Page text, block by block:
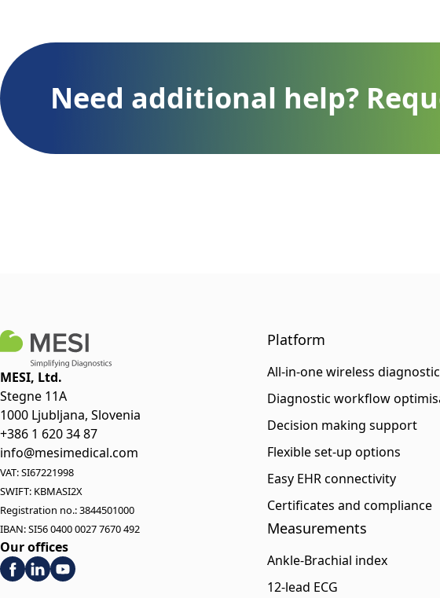
Need additional help?
MESI, Ltd.
Stegne 11A
1000 Ljubljana, Slovenia
+386 1 620 34 87
info@mesimedical.com
VAT: SI67221998
SWIFT: KBMASI2X
Registration no.: 3844501000
IBAN: SI56 0400 0027 7670 492
Our offices
Platform
All-in-one wireless
Diagnostic workflow
Decision making support
Flexible set-up options
Easy EHR connectivity
Certificates and compliance
Measurements
Ankle-Brachial index
12-lead ECG